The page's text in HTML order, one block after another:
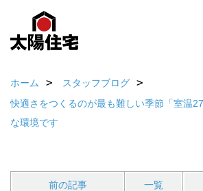
ホーム
スタッフブログ
快適さをつくるのが最も難しい季節「室温
な環境です
前の記事 一覧